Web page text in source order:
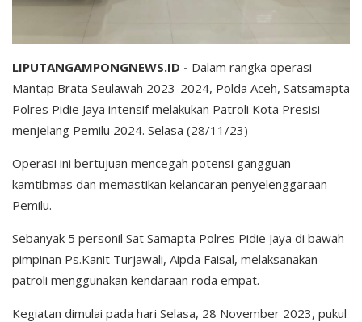
LIPUTANGAMPONGNEWS.ID - Dalam rangka operasi
Mantap Brata Seulawah 2023-2024, Polda Aceh, Satsamapta
Polres Pidie Jaya intensif melakukan Patroli Kota Presisi
menjelang Pemilu 2024. Selasa (28/11/23)
Operasi ini bertujuan mencegah potensi gangguan
kamtibmas dan memastikan kelancaran penyelenggaraan
Pemilu.
Sebanyak 5 personil Sat Samapta Polres Pidie Jaya di bawah
pimpinan Ps.Kanit Turjawali, Aipda Faisal, melaksanakan
patroli menggunakan kendaraan roda empat.
Kegiatan dimulai pada hari Selasa, 28 November 2023, pukul